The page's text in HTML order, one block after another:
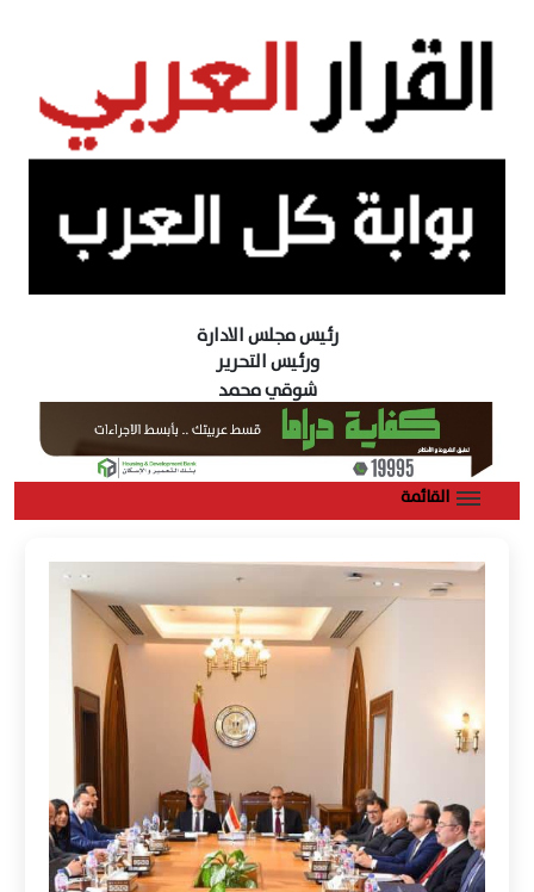
رئيس مجلس الادارة
ورئيس التحرير
شوقي محمد
القائمة